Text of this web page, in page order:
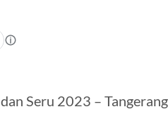
Seru 2023 – Tangerang